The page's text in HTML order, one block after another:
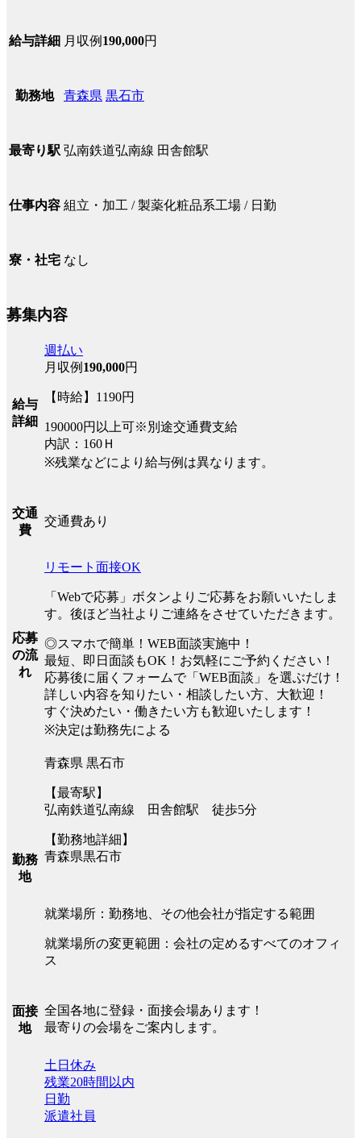
給与詳細 月収例 190,000円
勤務地 青森県 黒石市
最寄り駅 弘南鉄道弘南線 田舎館駅
仕事内容 組立・加工 / 製薬化粧品系工場 / 日勤
寮・社宅 なし
募集内容
給与
詳細
週払い
月収例 190,000円
【時給】1190円
190000円以上可※別途交通費支給
内訳：160Ｈ
※残業などにより給与例は異なります。
交通
費
交通費あり
応募
の流
れ
リモート面接OK
「Webで応募」ボタンよりご応募をお願いいたしま
す。後ほど当社よりご連絡をさせていただきます。
◎スマホで簡単！WEB面談実施中！
最短、即日面談もOK！お気軽にご予約ください！
応募後に届くフォームで「WEB面談」を選ぶだけ！
詳しい内容を知りたい・相談したい方、大歓迎！
すぐ決めたい・働きたい方も歓迎いたします！
※決定は勤務先による
勤務
地
青森県 黒石市
【最寄駅】
弘南鉄道弘南線 田舎館駅 徒歩5分
【勤務地詳細】
青森県黒石市
就業場所：勤務地、その他会社が指定する範囲
就業場所の変更範囲：会社の定めるすべてのオフィ
ス
面接
地
全国各地に登録・面接会場あります！
最寄りの会場をご案内します。
土日休み
残業20時間以内
日勤
派遣社員